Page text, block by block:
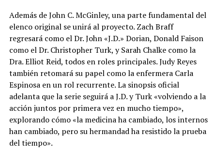
Además de John C. McGinley, una parte fundamental del
elenco original se unirá al proyecto. Zach Braff
regresará como el Dr. John «J.D.» Dorian, Donald Faison
como el Dr. Christopher Turk, y Sarah Chalke como la
Dra. Elliot Reid, todos en roles principales. Judy Reyes
también retomará su papel como la enfermera Carla
Espinosa en un rol recurrente. La sinopsis oficial
adelanta que la serie seguirá a J.D. y Turk «volviendo a la
acción juntos por primera vez en mucho tiempo»,
explorando cómo «la medicina ha cambiado, los internos
han cambiado, pero su hermandad ha resistido la prueba
del tiempo».